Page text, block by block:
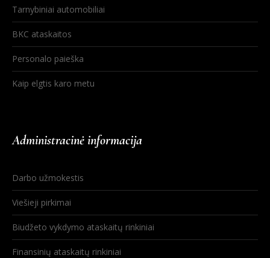
Tarnybiniai automobiliai
BKC ataskaitos
Personalo paieška
Kaip elgtis karo metu
Administracinė informacija
Darbo užmokestis
Viešieji pirkimai
Biudžeto vykdymo ataskaitų rinkiniai
Finansinių ataskaitų rinkiniai